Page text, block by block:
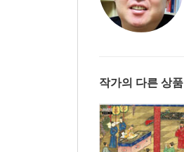
작가의 다른 상품